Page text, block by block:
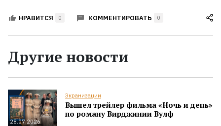
НРАВИТСЯ 0 КОММЕНТИРОВАТЬ 0
Другие новости
28.07.2026
Экранизации
Вышел трейлер фильма «Ночь и день»
по роману Вирджинии Вулф